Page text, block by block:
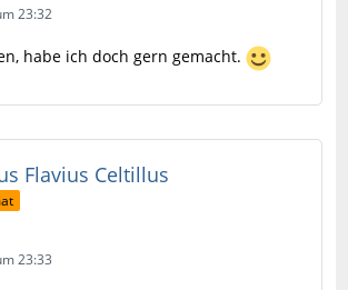
23:32
habe ich doch gern gemacht.
Flavius Celtillus
23:33